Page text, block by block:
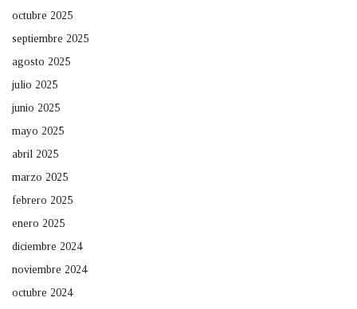
octubre 2025
septiembre 2025
agosto 2025
julio 2025
junio 2025
mayo 2025
abril 2025
marzo 2025
febrero 2025
enero 2025
diciembre 2024
noviembre 2024
octubre 2024